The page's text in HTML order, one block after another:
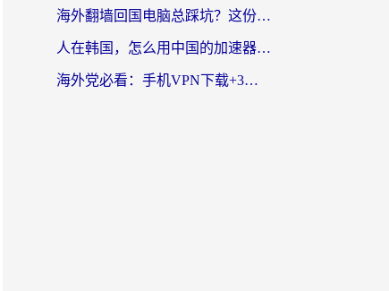
海外翻墙回国电脑总踩坑？这份实测指南帮你选对加速器（附ChickCNinitapMalus对比）
人在韩国，怎么用中国的加速器刷剧打游戏？这份真实体验指南给你答案
海外党必看：手机VPN下载+3步选对回国加速器，无缝刷国内资源不再愁